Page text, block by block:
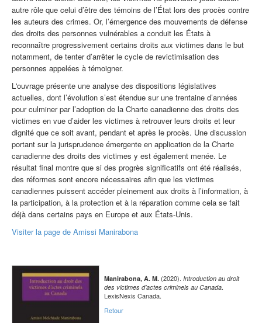
autre rôle que celui d’être des témoins de l’État lors des procès contre
les auteurs des crimes. Or, l’émergence des mouvements de défense
des droits des personnes vulnérables a conduit les États à
reconnaître progressivement certains droits aux victimes dans le but
notamment, de tenter d’arrêter le cycle de revictimisation des
personnes appelées à témoigner.
L'ouvrage présente une analyse des dispositions législatives
actuelles, dont l’évolution s’est étendue sur une trentaine d’années
pour culminer par l’adoption de la Charte canadienne des droits des
victimes en vue d’aider les victimes à retrouver leurs droits et leur
dignité que ce soit avant, pendant et après le procès. Une discussion
portant sur la jurisprudence émergente en application de la Charte
canadienne des droits des victimes y est également menée. Le
résultat final montre que si des progrès significatifs ont été réalisés,
des réformes sont encore nécessaires afin que les victimes
canadiennes puissent accéder pleinement aux droits à l’information, à
la participation, à la protection et à la réparation comme cela se fait
déjà dans certains pays en Europe et aux États-Unis.
Visiter la page de Amissi Manirabona
Manirabona, A. M. (2020). Introduction au droit
des victimes d’actes criminels au Canada.
LexisNexis Canada.
Retour